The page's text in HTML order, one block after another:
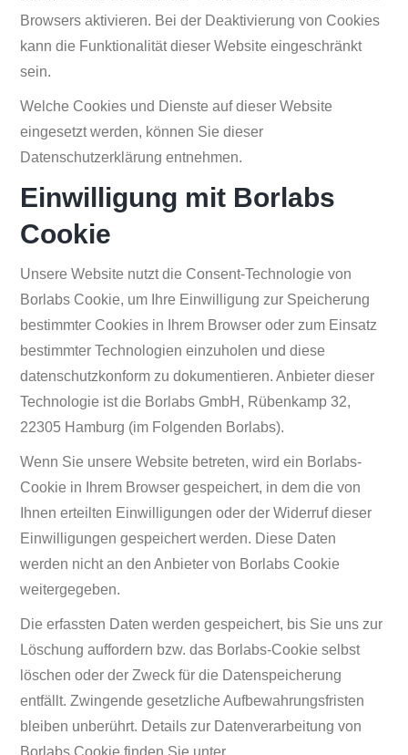
Browsers aktivieren. Bei der Deaktivierung von Cookies
kann die Funktionalität dieser Website eingeschränkt
sein.
Welche Cookies und Dienste auf dieser Website
eingesetzt werden, können Sie dieser
Datenschutzerklärung entnehmen.
Einwilligung mit Borlabs
Cookie
Unsere Website nutzt die Consent-Technologie von
Borlabs Cookie, um Ihre Einwilligung zur Speicherung
bestimmter Cookies in Ihrem Browser oder zum Einsatz
bestimmter Technologien einzuholen und diese
datenschutzkonform zu dokumentieren. Anbieter dieser
Technologie ist die Borlabs GmbH, Rübenkamp 32,
22305 Hamburg (im Folgenden Borlabs).
Wenn Sie unsere Website betreten, wird ein Borlabs-
Cookie in Ihrem Browser gespeichert, in dem die von
Ihnen erteilten Einwilligungen oder der Widerruf dieser
Einwilligungen gespeichert werden. Diese Daten
werden nicht an den Anbieter von Borlabs Cookie
weitergegeben.
Die erfassten Daten werden gespeichert, bis Sie uns zur
Löschung auffordern bzw. das Borlabs-Cookie selbst
löschen oder der Zweck für die Datenspeicherung
entfällt. Zwingende gesetzliche Aufbewahrungsfristen
bleiben unberührt. Details zur Datenverarbeitung von
Borlabs Cookie finden Sie unter